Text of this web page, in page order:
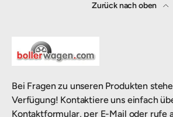
Zurück nach oben
Bei Fragen zu unseren Produkten
Verfügung! Kontaktiere uns einfach
Kontaktformular, per E-Mail oder rufe